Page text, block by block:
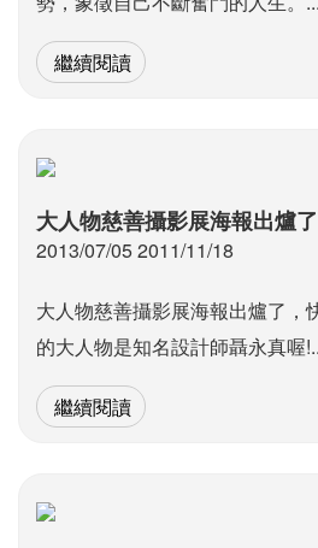
繼續閱讀
大人物慈善攝影展海報出爐
2013/07/05 2011/11/18
大人物慈善攝影展海報出爐了，
的大人物是知名設計師聶永真喔
繼續閱讀